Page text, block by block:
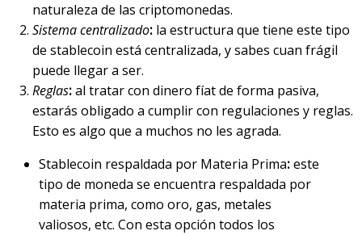
naturaleza de las criptomonedas.
Sistema centralizado: la estructura que tiene este tipo
de stablecoin está centralizada, y sabes cuan frágil
puede llegar a ser.
Reglas:al tratar con dinero fíat de forma pasiva,
estarás obligado a cumplir con regulaciones y reglas.
Esto es algo que a muchos no les agrada.
Stablecoin respaldada por Materia Prima:este
tipo de moneda se encuentra respaldada por
materia prima, como oro, gas, metales
valiosos, etc. Con esta opción todos los